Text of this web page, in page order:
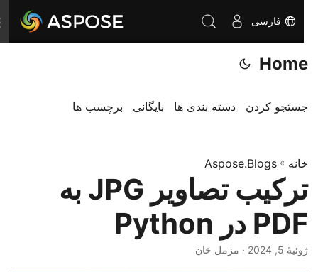
فارسی
Home
جستجو کردن دسته بندی ها بایگانی برچسب ها
خانه»
Aspose.Blogs
ترکیب تصاویر JPG به
PDF در Python
ژوئیهٔ 5, 2024 · مزمل خان